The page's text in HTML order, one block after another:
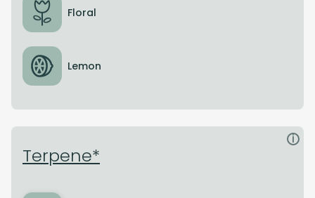
Floral
Lemon
Terpene*
i